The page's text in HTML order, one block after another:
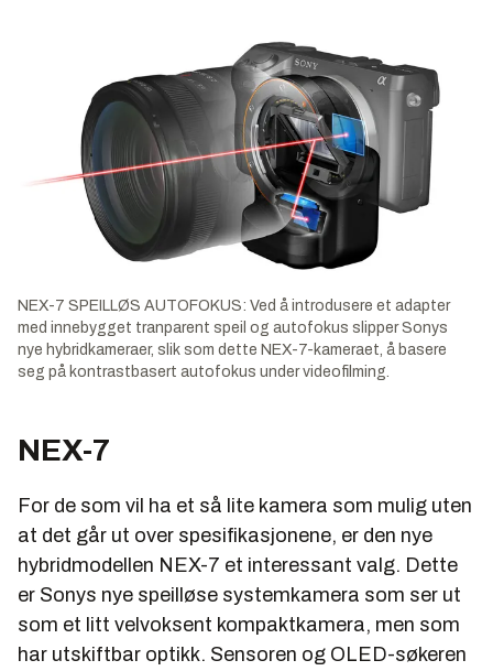
NEX-7 SPEILLØS AUTOFOKUS: Ved å introdusere et adapter
med innebygget tranparent speil og autofokus slipper Sonys
nye hybridkameraer, slik som dette NEX-7-kameraet, å basere
seg på kontrastbasert autofokus under videofilming.
NEX-7
For de som vil ha et så lite kamera som mulig uten
at det går ut over spesifikasjonene, er den nye
hybridmodellen NEX-7 et interessant valg. Dette
er Sonys nye speilløse systemkamera som ser ut
som et litt velvoksent kompaktkamera, men som
har utskiftbar optikk. Sensoren og OLED-søkeren